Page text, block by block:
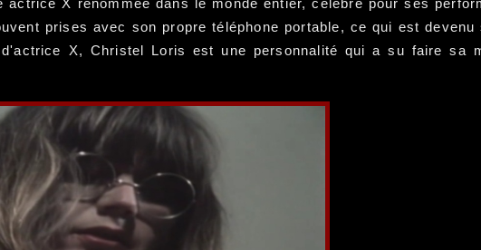
X renommée dans le monde entier, célèbre pour ses
prises avec son propre téléphone portable, ce qui est devenu
X, Christel Loris est une personnalité qui a su faire sa